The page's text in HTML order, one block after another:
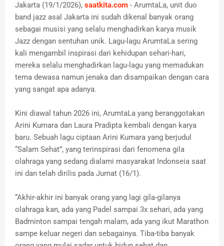
Jakarta (19/1/2026), saatkita.com - ArumtaLa, unit duo
band jazz asal Jakarta ini sudah dikenal banyak orang
sebagai musisi yang selalu menghadirkan karya musik
Jazz dengan sentuhan unik. Lagu-lagu ArumtaLa sering
kali mengambil inspirasi dari kehidupan sehari-hari,
mereka selalu menghadirkan lagu-lagu yang memadukan
tema dewasa namun jenaka dan disampaikan dengan cara
yang sangat apa adanya.
Kini diawal tahun 2026 ini, ArumtaLa yang beranggotakan
Arini Kumara dan Laura Pradipta kembali dengan karya
baru. Sebuah lagu ciptaan Arini Kumara yang berjudul
“Salam Sehat”, yang terinspirasi dari fenomena gila
olahraga yang sedang dialami masyarakat Indonseia saat
ini dan telah dirilis pada Jumat (16/1).
“Akhir-akhir ini banyak orang yang lagi gila-gilanya
olahraga kan, ada yang Padel sampai 3x sehari, ada yang
Badminton sampai tengah malam, ada yang ikut Marathon
sampe keluar negeri dan sebagainya. Tiba-tiba banyak